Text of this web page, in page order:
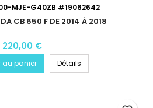
MJE-G40ZB #19062642
CB 650 F DE 2014 À 2018
220,00 €
au panier Détails